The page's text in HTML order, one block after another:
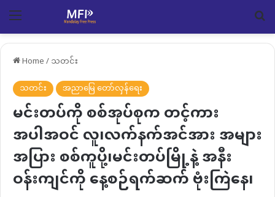
Menu
Home/သတင်း
သတင်း
အညာမြေ တော်လှန်ရေး
မင်းတပ်ကို စစ်အုပ်စုက တင့်ကား
အပါအဝင် လူ၊လက်နက်အင်အား အများ
အပြား စစ်ကူပို့၊မင်းတပ်မြို့နဲ့ အနီး
ဝန်းကျင်ကို နေ့စဉ်ရက်ဆက် ဗုံးကြဲနေ၊